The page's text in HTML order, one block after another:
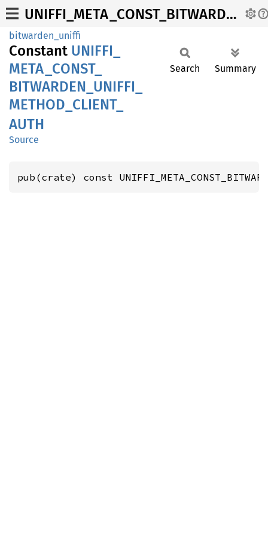
UNIFFI_META_CONST_BITWARDEN_UNIFFI_METHOD_CLIENT_AUTH
bitwarden_uniffi
Constant UNIFFI_
META_ CONST_
BITWARDEN_ UNIFFI_
METHOD_ CLIENT_
AUTH
Source
Search Summary
pub(crate) const